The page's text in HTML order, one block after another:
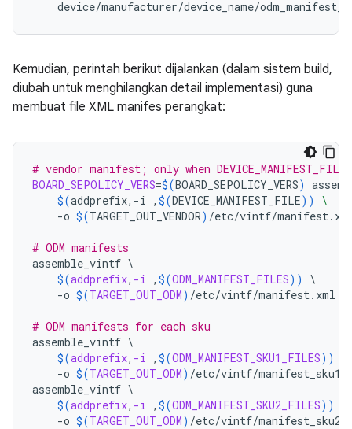
device/manufacturer/device_name/
Kemudian, perintah berikut dijalankan (dalam sistem build,
diubah untuk menghilangkan detail implementasi) guna
membuat file XML manifes perangkat:
# vendor manifest; only when
BOARD_SEPOLICY_VERS=$(BOARD_SEPOLICY_VERS)
$(addprefix,-i , $(DEVICE_MANIFEST_FILE))
\
-o $(TARGET_OUT_VENDOR) /etc/vintf/
# ODM manifests
assemble_vintf \
$(addprefix, -i , $(ODM_MANIFEST_FILES))
\
-o $(TARGET_OUT_ODM) /etc/vintf/manifest.xml
# ODM manifests for each sku
assemble_vintf \
$(addprefix, -i , $(ODM_MANIFEST_SKU1_FILES))
-o $(TARGET_OUT_ODM) /etc/vintf/
assemble_vintf \
$(addprefix, -i , $(ODM_MANIFEST_SKU2_FILES))
-o $(TARGET_OUT_ODM) /etc/vintf/